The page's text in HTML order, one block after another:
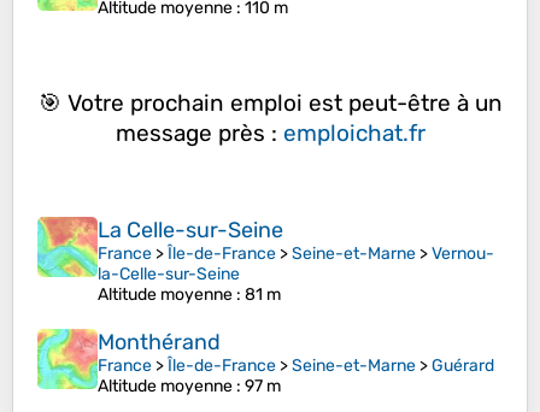
Altitude moyenne : 110 m
🎯 Votre prochain emploi est peut-être à un
message près : emploichat.fr
La Celle-sur-Seine
France >Île-de-France >Seine-et-Marne >Vernou-
la-Celle-sur-Seine
Altitude moyenne : 81 m
Monthérand
France >Île-de-France >Seine-et-Marne >Guérard
Altitude moyenne : 97 m